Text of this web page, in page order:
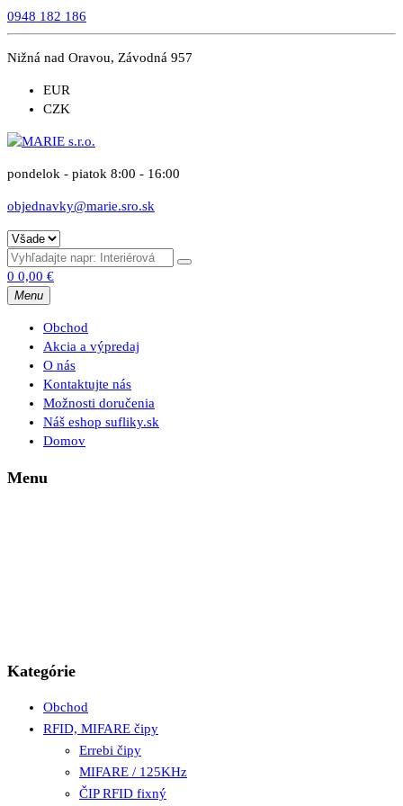
0948 182 186
Nižná nad Oravou, Závodná 957
EUR
CZK
pondelok - piatok 8:00 - 16:00
objednavky@marie.sro.sk
0 0,00 €
Menu
Obchod
Akcia a výpredaj
O nás
Kontaktujte nás
Možnosti doručenia
Náš eshop sufliky.sk
Domov
Menu
Kategórie
Obchod
RFID, MIFARE čipy
Errebi čipy
MIFARE / 125KHz
ČIP RFID fixný